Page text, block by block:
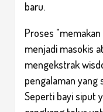
baru.
Proses
menjadi masokis
mengekstrak
pengalaman yang
Seperti bayi siput